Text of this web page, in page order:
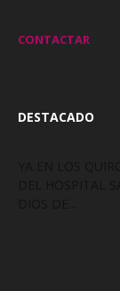
CONTACTAR
DESTACADO